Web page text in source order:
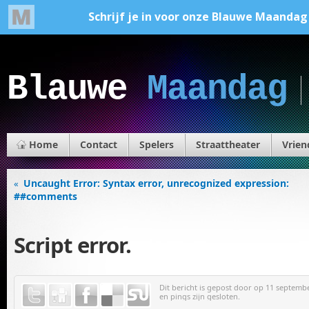
BlauweMaandag
Home Contact Spelers Straattheater
« Uncaught Error: Syntax error, unrecognized expression:
##comments
Script error.
Dit bericht is gepost door op 11
en pings zijn gesloten.